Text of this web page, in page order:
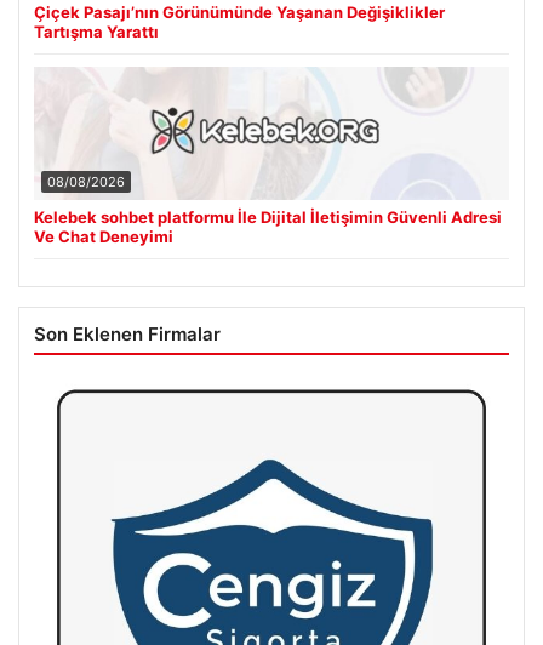
Çiçek Pasajı’nın Görünümünde Yaşanan Değişiklikler
Tartışma Yarattı
08/08/2026
Kelebek sohbet platformu İle Dijital İletişimin Güvenli Adresi
Ve Chat Deneyimi
Son Eklenen Firmalar